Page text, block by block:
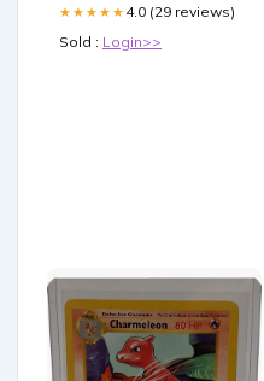
★★★★★ 4.0 (29 reviews)
Sold : Login>>